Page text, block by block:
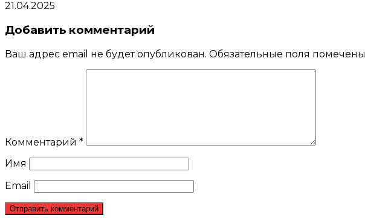
21.04.2025
Добавить комментарий
Ваш адрес email не будет опубликован. Обязательные поля помечены
Комментарий *
Имя
Email